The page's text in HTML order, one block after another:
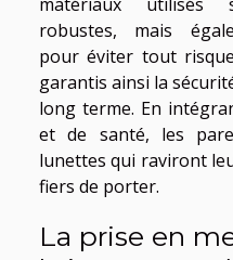
robustes, mais
pour éviter tout
garantis ainsi la
long terme. En
et de santé, les
lunettes qui raviront
fiers de porter.
La prise en